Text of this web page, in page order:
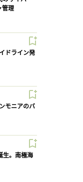
管理
ドライン発
モニアのバ
生。南極海